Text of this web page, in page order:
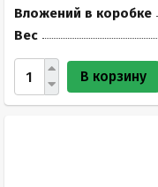
Вложений в коробке
Вес
В корзину